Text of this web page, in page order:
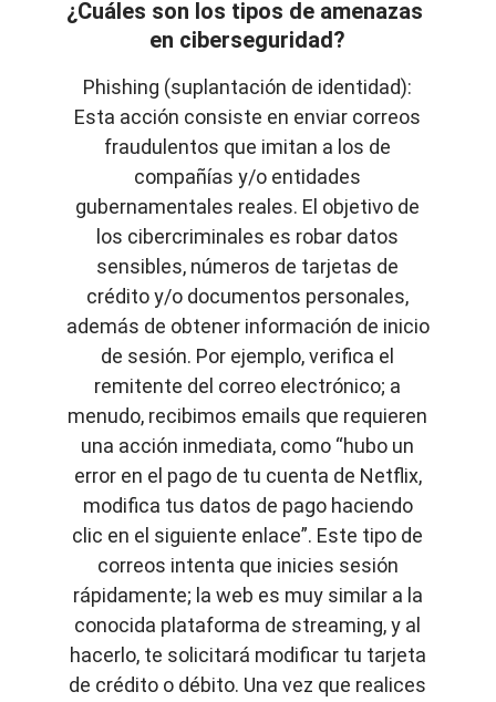
Phishing (suplantación de identidad):
Esta acción consiste en enviar correos
fraudulentos que imitan a los de
compañías y/o entidades
gubernamentales reales. El objetivo de
los cibercriminales es robar datos
sensibles, números de tarjetas de
crédito y/o documentos personales,
además de obtener información de inicio
de sesión. Por ejemplo, verifica el
remitente del correo electrónico; a
menudo, recibimos emails que requieren
una acción inmediata, como “hubo un
error en el pago de tu cuenta de Netflix,
modifica tus datos de pago haciendo
clic en el siguiente enlace”. Este tipo de
correos intenta que inicies sesión
rápidamente; la web es muy similar a la
conocida plataforma de streaming, y al
hacerlo, te solicitará modificar tu tarjeta
de crédito o débito. Una vez que realices
¿Cuáles son los tipos de amenazas
en ciberseguridad?